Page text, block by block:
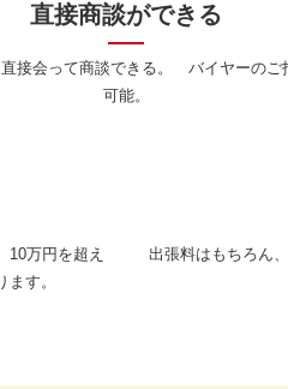
直接商談ができる
接会って商談できる。 バイヤーのご
可能。
10万円を超え
す。
出張料はもちろん